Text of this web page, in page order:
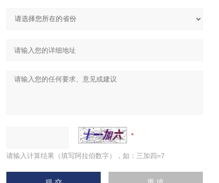
请输入计算结果（填写阿拉伯数字），如：三加四=7